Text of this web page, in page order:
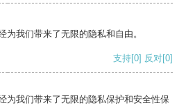
我们带来了无限的隐私和自由。
支持[0] 反对[0]
为我们带来了无限的隐私保护和安全性保